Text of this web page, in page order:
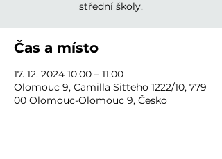
střední školy.
Čas a místo
17. 12. 2024 10:00 – 11:00
Olomouc 9, Camilla Sitteho 1222/10, 779
00 Olomouc-Olomouc 9, Česko